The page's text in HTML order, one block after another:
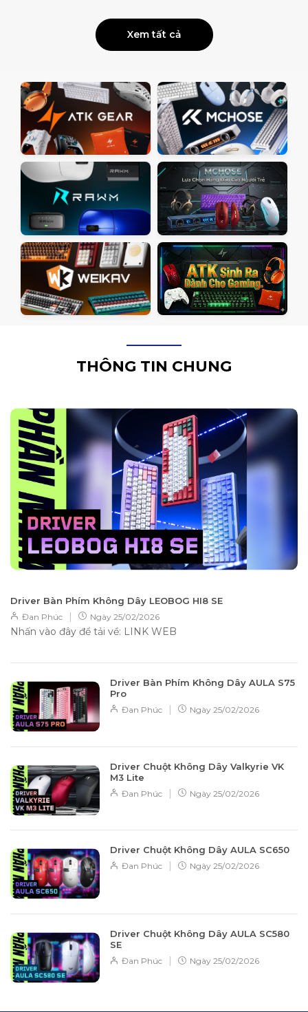
Xem tất cả
THÔNG TIN CHUNG
Driver Bàn Phím Không Dây LEOBOG HI8 SE
Đan Phúc | Ngày 25/02/2026
Nhấn vào đây để tải về: LINK WEB
Driver Bàn Phím Không Dây AULA S75
Pro
Đan Phúc | Ngày 25/02/2026
Driver Chuột Không Dây Valkyrie VK
M3 Lite
Đan Phúc | Ngày 25/02/2026
Driver Chuột Không Dây AULA SC650
Đan Phúc Ngày 25/02/2026
Driver Chuột Không Dây AULA SC580
SE
Đan Phúc | Ngày 25/02/2026